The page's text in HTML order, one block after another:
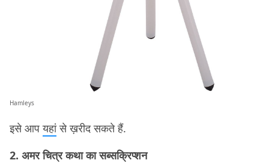
Hamleys
इसे आपयहांसे ख़रीद सकते हैं.
2. अमर चित्र कथा का सब्सक्रिप्शन